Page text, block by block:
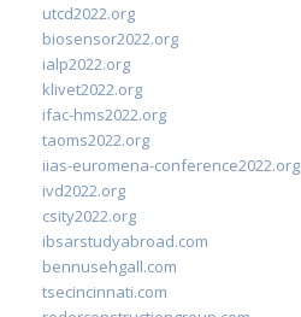
utcd2022.org
biosensor2022.org
ialp2022.org
klivet2022.org
ifac-hms2022.org
taoms2022.org
iias-euromena-conference2022.org
ivd2022.org
csity2022.org
ibsarstudyabroad.com
bennusehgall.com
tsecincinnati.com